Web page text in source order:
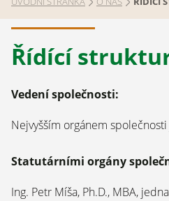
Řídící
Vedení společnosti:
Nejvyšším orgánem
Statutárními orgány
Ing. Petr Míša, Ph.D., MBA,